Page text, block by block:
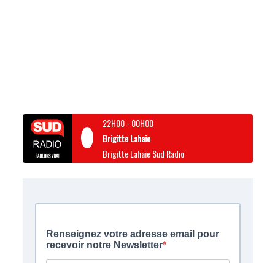
22H00- 00H00
Brigitte Lahaie
Brigitte Lahaie Sud Radio